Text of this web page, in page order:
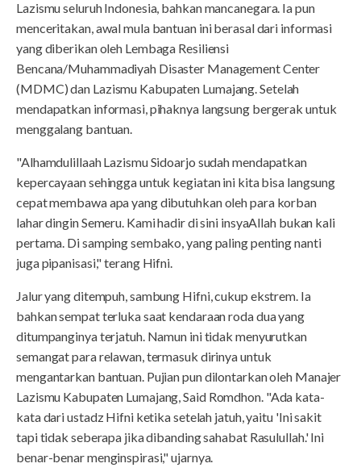
Lazismu seluruh Indonesia, bahkan mancanegara. Ia pun
menceritakan, awal mula bantuan ini berasal dari informasi
yang diberikan oleh Lembaga Resiliensi
Bencana/Muhammadiyah Disaster Management Center
(MDMC) dan Lazismu Kabupaten Lumajang. Setelah
mendapatkan informasi, pihaknya langsung bergerak untuk
menggalang bantuan.
"Alhamdulillaah Lazismu Sidoarjo sudah mendapatkan
kepercayaan sehingga untuk kegiatan ini kita bisa langsung
cepat membawa apa yang dibutuhkan oleh para korban
lahar dingin Semeru. Kami hadir di sini insyaAllah bukan kali
pertama. Di samping sembako, yang paling penting nanti
juga pipanisasi," terang Hifni.
Jalur yang ditempuh, sambung Hifni, cukup ekstrem. Ia
bahkan sempat terluka saat kendaraan roda dua yang
ditumpanginya terjatuh. Namun ini tidak menyurutkan
semangat para relawan, termasuk dirinya untuk
mengantarkan bantuan. Pujian pun dilontarkan oleh Manajer
Lazismu Kabupaten Lumajang, Said Romdhon. "Ada kata-
kata dari ustadz Hifni ketika setelah jatuh, yaitu 'Ini sakit
tapi tidak seberapa jika dibanding sahabat Rasulullah.' Ini
benar-benar menginspirasi," ujarnya.